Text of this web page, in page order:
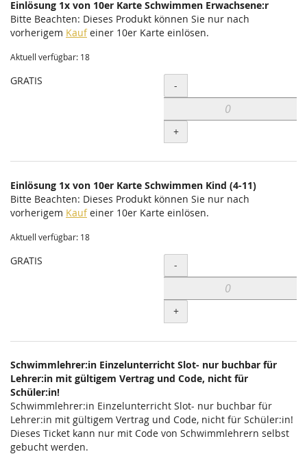
Einlösung 1x von 10er Karte Schwimmen Erwachsene:r
Bitte Beachten: Dieses Produkt können Sie nur nach
vorherigem Kaufeiner 10er Karte einlösen.
Aktuell verfügbar: 18
GRATIS Menge
-
+
Einlösung 1x von 10er Karte Schwimmen Kind (4-11)
Bitte Beachten: Dieses Produkt können Sie nur nach
vorherigem Kaufeiner 10er Karte einlösen.
Aktuell verfügbar: 18
GRATIS Menge
-
+
Schwimmlehrer:in Einzelunterricht Slot- nur buchbar für
Lehrer:in mit gültigem Vertrag und Code, nicht für
Schüler:in!
Schwimmlehrer:in Einzelunterricht Slot- nur buchbar für
Lehrer:in mit gültigem Vertrag und Code, nicht für Schüler:in!
Dieses Ticket kann nur mit Code von Schwimmlehrern selbst
gebucht werden.